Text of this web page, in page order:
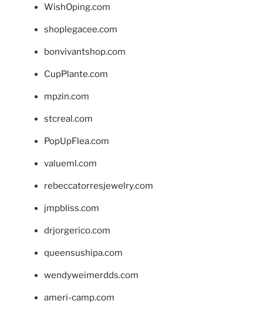
WishOping.com
shoplegacee.com
bonvivantshop.com
CupPlante.com
mpzin.com
stcreal.com
PopUpFlea.com
valueml.com
rebeccatorresjewelry.com
jmpbliss.com
drjorgerico.com
queensushipa.com
wendyweimerdds.com
ameri-camp.com